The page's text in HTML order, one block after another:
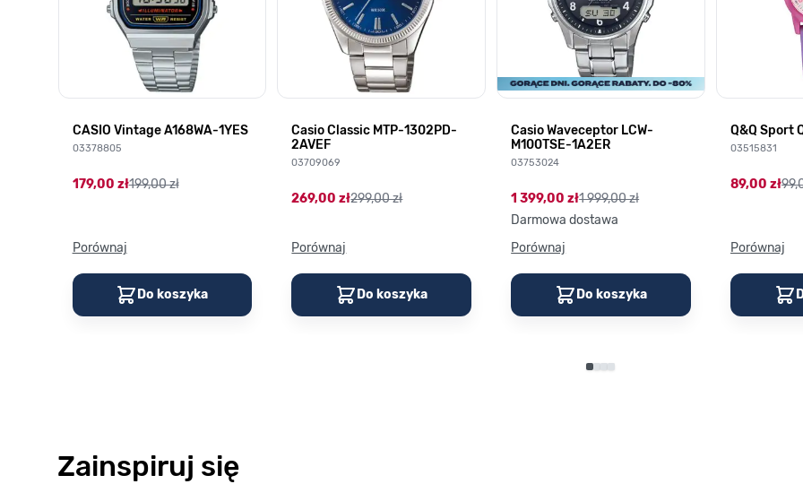
CASIO Vintage A168WA-1YES
03378805
179,00 zł199,00 zł
Porównaj
Do koszyka
Casio Classic MTP-1302PD-
2AVEF
03709069
269,00 zł299,00 zł
Porównaj
Do koszyka
Casio Waveceptor LCW-
M100TSE-1A2ER
03753024
1 399,00 zł1 999,00 zł
Darmowa dostawa
Porównaj
Do koszyka
Q&Q Sport
03515831
89,00 zł
Porównaj
Zainspiruj się